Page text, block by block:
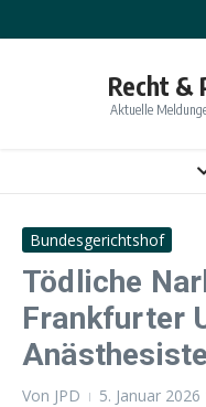
Recht &
Aktuelle
Bundesgerichtshof
Tödliche
Frankfurter
Von JPD 5. Januar 2026